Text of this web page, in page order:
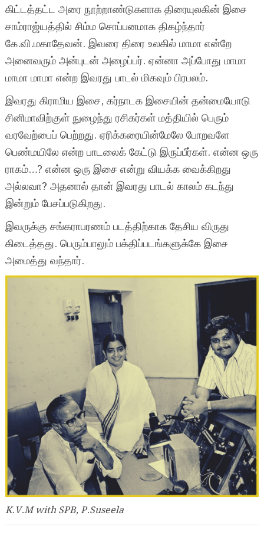
கிட்டத்தட்ட அரை நூற்றாண்டுகளாக திரையுலகின் இசை
சாம்ராஜ்யத்தில் சிம்ம சொப்பனமாக திகழ்ந்தார்
கே.வி.மகாதேவன். இவரை திரை உலகில் மாமா என்றே
அனைவரும் அன்புடன் அழைப்பர். ஏன்னா அப்போது மாமா
மாமா மாமா என்ற இவரது பாடல் மிகவும் பிரபலம்.
இவரது கிராமிய இசை, கர்நாடக இசையின் தன்மையோடு
சினிமாவிற்குள் நுழைந்து ரசிகர்கள் மத்தியில் பெரும்
வரவேற்பைப் பெற்றது. ஏரிக்கரையின்மேலே போறவளே
பெண்மயிலே என்ற பாடலைக் கேட்டு இருப்பீர்கள். என்ன ஒரு
ராகம்…? என்ன ஒரு இசை என்று வியக்க வைக்கிறது
அல்லவா? அதனால் தான் இவரது பாடல் காலம் கடந்து
இன்றும் பேசப்படுகிறது.
இவருக்கு சங்கராபரணம் படத்திற்காக தேசிய விருது
கிடைத்தது. பெரும்பாலும் பக்திப்படங்களுக்கே இசை
அமைத்து வந்தார்.
K.V.M with SPB, P.Suseela